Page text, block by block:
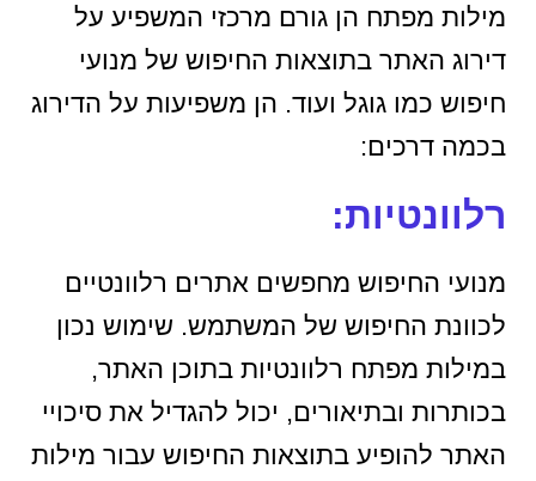
מילות מפתח הן גורם מרכזי המשפיע על
דירוג האתר בתוצאות החיפוש של מנועי
חיפוש כמו גוגל ועוד. הן משפיעות על הדירוג
בכמה דרכים:
רלוונטיות:
מנועי החיפוש מחפשים אתרים רלוונטיים
לכוונת החיפוש של המשתמש. שימוש נכון
במילות מפתח רלוונטיות בתוכן האתר,
בכותרות ובתיאורים, יכול להגדיל את סיכויי
האתר להופיע בתוצאות החיפוש עבור מילות